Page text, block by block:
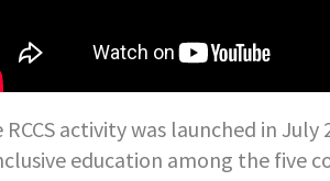
RCCS activity was launched in
education among the five